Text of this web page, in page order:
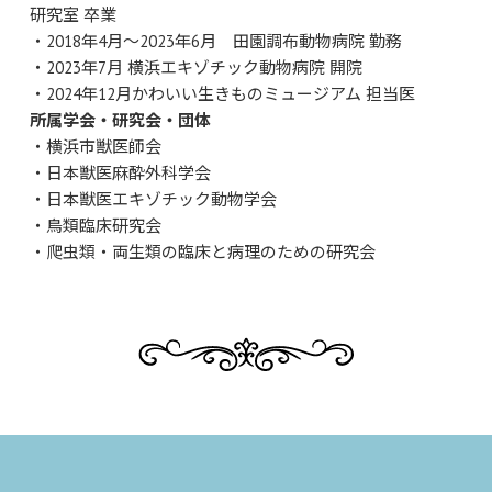
研究室 卒業
・2018年4月～2023年6月 田園調布動物病院 勤務
・2023年7月 横浜エキゾチック動物病院 開院
・2024年12月かわいい生きものミュージアム 担当医
所属学会・研究会・団体
・横浜市獣医師会
・日本獣医麻酔外科学会
・日本獣医エキゾチック動物学会
・鳥類臨床研究会
・爬虫類・両生類の臨床と病理のための研究会